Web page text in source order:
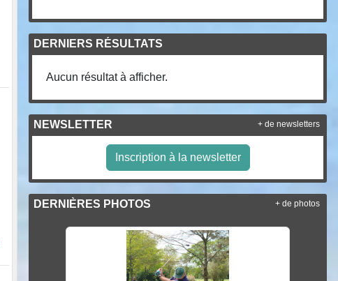
DERNIERS RÉSULTATS
Aucun résultat à afficher.
NEWSLETTER
Inscription à la newsletter
+ de newsletters
DERNIÈRES PHOTOS + de photos